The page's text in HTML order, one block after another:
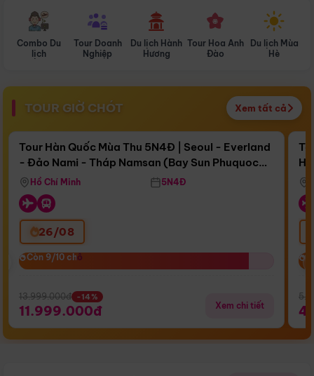
Combo Du
lịch
Tour Doanh
Nghiệp
Du lịch Hành
Hương
Tour Hoa Anh
Đào
Du lịch Mùa
Hè
TOUR GIỜ CHÓT Xem tất cả
Còn16 ngày 08:23:17
Bay Sun Phuquoc Airways
Điểm nổi bật
Tour Hàn Quốc Mùa Thu 5N4Đ | Seoul - Everland
- Đảo Nami - Tháp Namsan (Bay Sun Phuquoc
Airways)
Hồ Chí Minh 5N4Đ
26/08
Còn 9/10 chỗ
Còn 9/10 chỗ
13.999.000đ -14%
11.999.000đ Xem chi tiết